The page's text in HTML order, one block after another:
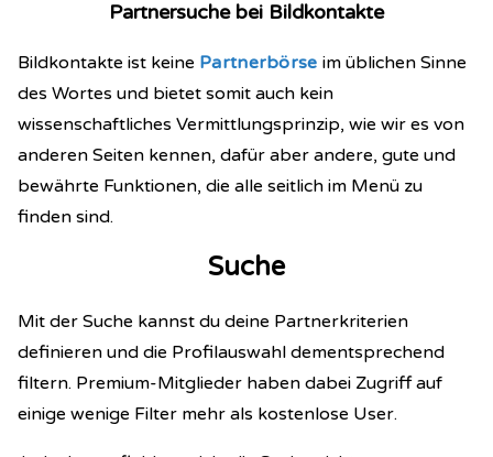
Partnersuche bei Bildkontakte
Bildkontakte ist keine Partnerbörse im üblichen Sinne
des Wortes und bietet somit auch kein
wissenschaftliches Vermittlungsprinzip, wie wir es von
anderen Seiten kennen, dafür aber andere, gute und
bewährte Funktionen, die alle seitlich im Menü zu
finden sind.
Suche
Mit der Suche kannst du deine Partnerkriterien
definieren und die Profilauswahl dementsprechend
filtern. Premium-Mitglieder haben dabei Zugriff auf
einige wenige Filter mehr als kostenlose User.